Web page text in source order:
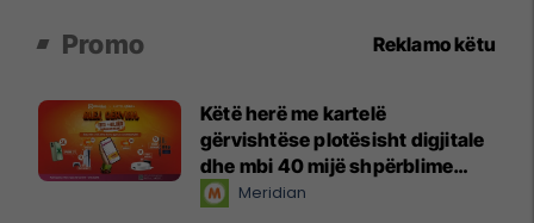
Promo Reklamo këtu
Këtë herë me kartelë
gërvishtëse plotësisht digjitale
dhe mbi 40 mijë shpërblime
instant!Meridian